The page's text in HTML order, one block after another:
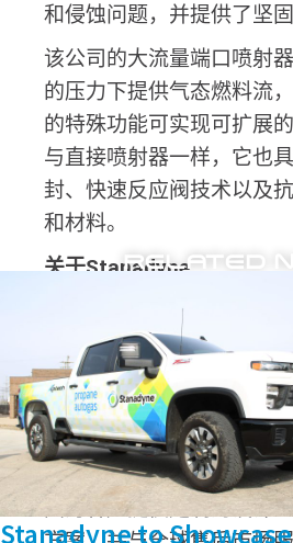
和侵蚀问题，并提供了坚固
该公司的大流量端口喷射
的压力下提供气态燃料流
的特殊功能可实现可扩展
与直接喷射器一样，它也
封、快速反应阀技术以及
和材料。
关于Stanadyne
Stanadyne设计、制造和
柴油发动机的燃料输送系
碳替代燃料。公司成立于
推动世界发展的发动机和
行的再制造部件提供开创
国、中国、意大利、印度
国为客户提供定制的设计
RELATED
Stanadyne to Showcase